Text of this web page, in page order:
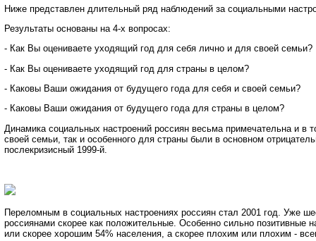
Ниже представлен длительный ряд наблюдений за социальными
Результаты основаны на 4-х вопросах:
- Как Вы оцениваете уходящий год для себя лично и для своей семьи?
- Как Вы оцениваете уходящий год для страны в целом?
- Каковы Ваши ожидания от будущего года для себя и своей семьи?
- Каковы Ваши ожидания от будущего года для страны в целом?
Динамика социальных настроений россиян весьма примечательна и
своей семьи, так и особенного для страны были в основном
послекризисный 1999-й.
Переломным в социальных настроениях россиян стал 2001 год. Уже
россиянами скорее как положительные. Особенно сильно позитивные
или скорее хорошим 54% населения, а скорее плохим или плохим -